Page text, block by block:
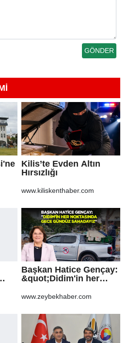
Kilis’te Evden Altın
Hırsızlığı
www.kiliskenthaber.com
Başkan Hatice Gençay:
&quot;Didim'in her
gündüz
www.zeybekhaber.com